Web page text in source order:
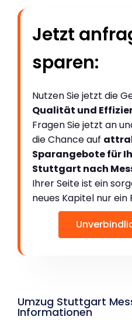
Jetzt
sparen:
Nutzen Sie jetzt die
Qualität und
Fragen Sie jetzt an
die Chance auf
Sparangebote für
Stuttgart nach
Ihrer Seite ist ein
neues Kapitel nur
Umzug Stuttgart
Informationen